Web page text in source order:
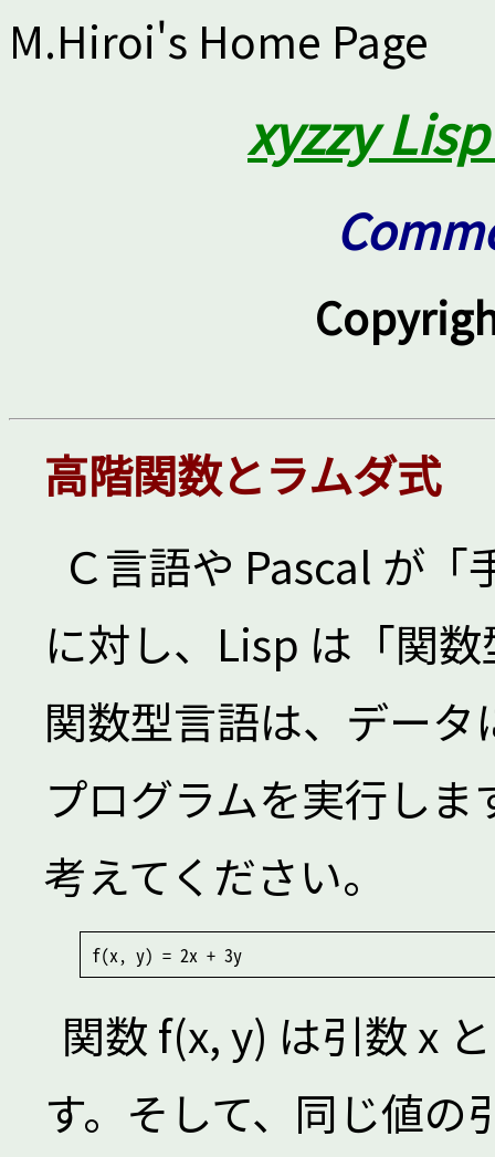
M.Hiroi's Home Page
xyzzy
高階関数とラムダ式
Ｃ言語や Pascal が
に対し、Lisp は「関
関数型言語は、デー
プログラムを実行し
考えてください。
関数 f(x, y) は引数 x
す。そして、同じ値